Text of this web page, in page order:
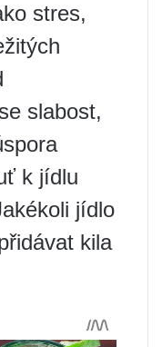
stres,
slabost,
k jídlu
jídlo
kila